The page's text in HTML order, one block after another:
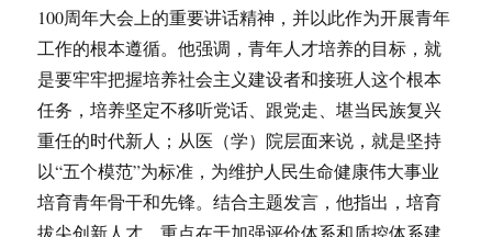
100周年大会上的重要讲话精神，并以此作为开展青年
工作的根本遵循。他强调，青年人才培养的目标，就
是要牢牢把握培养社会主义建设者和接班人这个根本
任务，培养坚定不移听党话、跟党走、堪当民族复兴
重任的时代新人；从医（学）院层面来说，就是坚持
以“五个模范”为标准，为维护人民生命健康伟大事业
培育青年骨干和先锋。结合主题发言，他指出，培育
拔尖创新人才，重点在于加强评价体系和质控体系建